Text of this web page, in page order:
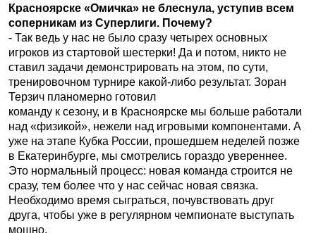
Красноярске «Омичка» не блеснула, уступив всем
соперникам из Суперлиги. Почему?
- Так ведь у нас не было сразу четырех основных
игроков из стартовой шестерки! Да и потом, никто не
ставил задачи демонстрировать на этом, по сути,
тренировочном турнире какой-либо результат. Зоран
Терзич планомерно готовил
команду к сезону, и в Красноярске мы больше работали
над «физикой», нежели над игровыми компонентами. А
уже на этапе Кубка России, прошедшем неделей позже
в Екатеринбурге, мы смотрелись гораздо увереннее.
Это нормальный процесс: новая команда строится не
сразу, тем более что у нас сейчас новая связка.
Необходимо время сыграться, почувствовать друг
друга, чтобы уже в регулярном чемпионате выступать
мощно.